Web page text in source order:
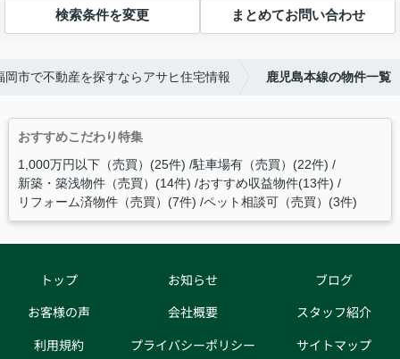
検索条件を変更 まとめてお問い合わせ
岡市で不動産を探すならアサヒ住宅情報 鹿児島本線の物件一覧
おすすめこだわり特集
1,000万円以下（売買）(25件) 駐車場有（売買）(22件)
新築・築浅物件（売買）(14件) おすすめ収益物件(13件)
リフォーム済物件（売買）(7件) ペット相談可（売買）(3件)
トップ
お客様の声
利用規約
お知らせ
会社概要
プライバシーポリシー
ブログ
スタッフ紹介
サイトマップ